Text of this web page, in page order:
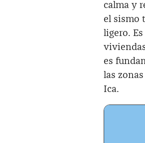
calma y
el sismo
ligero.
es
las
Ica.